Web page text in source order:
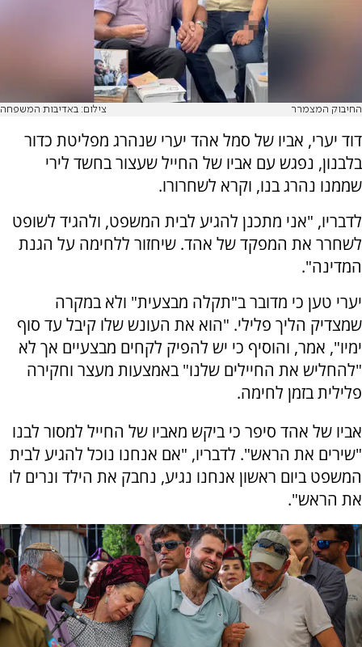
החיבוק המצמרר צילום: באדיבות המשפחה
דוד יערי, אביו של סמל אהד יערי שנהרג מפליטת כדור
בלבנון, נפגש עם אביו של החייל שעצור בחשד לירי
שממנו נהרג בנו, וקרא לשחרורו.
לדבריו, "אני מתכנן להגיע לבית המשפט, ולהגיד לשופט
לשחרר את המפקד של אהד. שיחזור ללחימה על הגנת
המדינה".
יערי טען כי מדובר ב"תקלה מבצעית" ולא במקרה
שמצדיק הליך פלילי. "הוא את העונש שלו קיבל עד סוף
ימיו", אמר, והוסיף כי יש להפיק לקחים מבצעיים אך לא
"להחליש את החיילים שלנו" באמצעות מעצר וחקירה
פלילית בזמן לחימה.
אביו של אהד סיפר כי ביקש מאביו של החייל למסור לבנו
"שירים את הראש". לדבריו, "אם אנחנו נוכל להגיע לבית
המשפט ביום ראשון אנחנו נגיע, נחבק את הילד ונרים לו
את הראש".